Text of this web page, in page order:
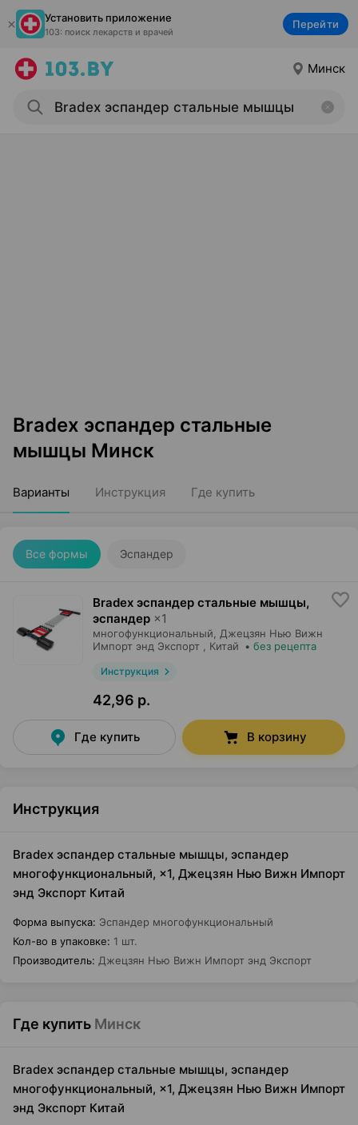
Установить приложение
103: поиск лекарств и врачей
Перейти
Минск
Bradex эспандер стальные
мышцы Минск
Варианты Инструкция Где купить
Все формы Эспандер
Bradex эспандер стальные мышцы,
эспандер ×1
многофункциональный,
Джецзян Нью Вижн
Импорт энд Экспорт
, Китай • без рецепта
Инструкция
42,96 р.
Где купить В корзину
Инструкция
Bradex эспандер стальные мышцы, эспандер
многофункциональный, ×1, Джецзян Нью Вижн Импорт
энд Экспорт Китай
Форма выпуска: Эспандер многофункциональный
Кол-во в упаковке: 1 шт.
Производитель: Джецзян Нью Вижн Импорт энд Экспорт
Где купить Минск
Bradex эспандер стальные мышцы, эспандер
многофункциональный, ×1, Джецзян Нью Вижн Импорт
энд Экспорт Китай